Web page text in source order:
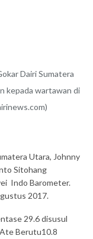
Dairi Sumatera
kepada wartawan di
Utara, Johnny
Sitohang
Indo Barometer.
2017.
29.6 disusul
Berutu10.8